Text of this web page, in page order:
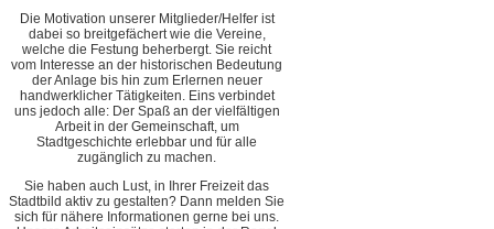
Die Motivation unserer Mitglieder/Helfer ist
dabei so breitgefächert wie die Vereine,
welche die Festung beherbergt. Sie reicht
vom Interesse an der historischen Bedeutung
der Anlage bis hin zum Erlernen neuer
handwerklicher Tätigkeiten. Eins verbindet
uns jedoch alle: Der Spaß an der vielfältigen
Arbeit in der Gemeinschaft, um
Stadtgeschichte erlebbar und für alle
zugänglich zu machen.
Sie haben auch Lust, in Ihrer Freizeit das
Stadtbild aktiv zu gestalten? Dann melden Sie
sich für nähere Informationen gerne bei uns.